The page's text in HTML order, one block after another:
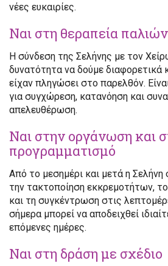
νέες ευκαιρίες.
Ναι στη θεραπεία
Η σύνδεση της Σελήνης με τον
δυνατότητα να δούμε διαφορετικά
είχαν πληγώσει στο παρελθόν.
για συγχώρεση, κατανόηση και
απελευθέρωση.
Ναι στην οργάνωση και
προγραμματισμό
Από το μεσημέρι και μετά η Σελήνη
την τακτοποίηση εκκρεμοτήτων,
και τη συγκέντρωση στις
σήμερα μπορεί να αποδειχθεί
επόμενες ημέρες.
Ναι στη δράση με σχέδιο